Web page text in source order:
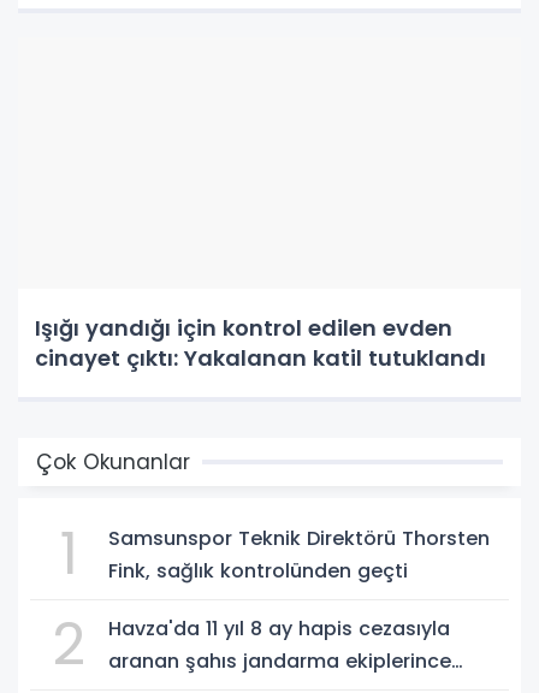
Işığı yandığı için kontrol edilen evden
cinayet çıktı: Yakalanan katil tutuklandı
Çok Okunanlar
1
Samsunspor Teknik Direktörü Thorsten
Fink, sağlık kontrolünden geçti
2
Havza'da 11 yıl 8 ay hapis cezasıyla
aranan şahıs jandarma ekiplerince